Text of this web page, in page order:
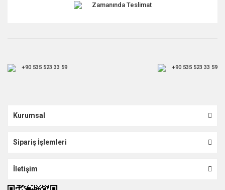
Zamanında Teslimat
+90 535 523 33 59 +90 535 523 33 59
Kurumsal
Sipariş İşlemleri
İletişim